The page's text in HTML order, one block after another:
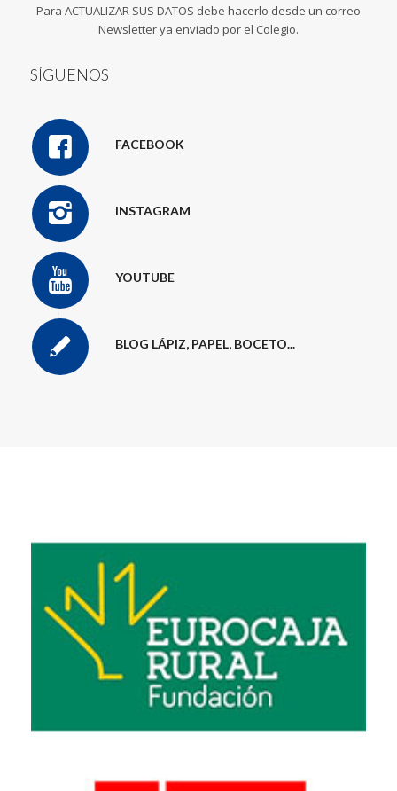
Para ACTUALIZAR SUS DATOS debe hacerlo desde un correo
Newsletter ya enviado por el Colegio.
SÍGUENOS
FACEBOOK
INSTAGRAM
YOUTUBE
BLOG LÁPIZ, PAPEL, BOCETO...